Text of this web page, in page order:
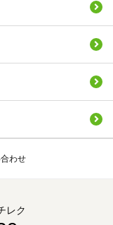
わせ
レク